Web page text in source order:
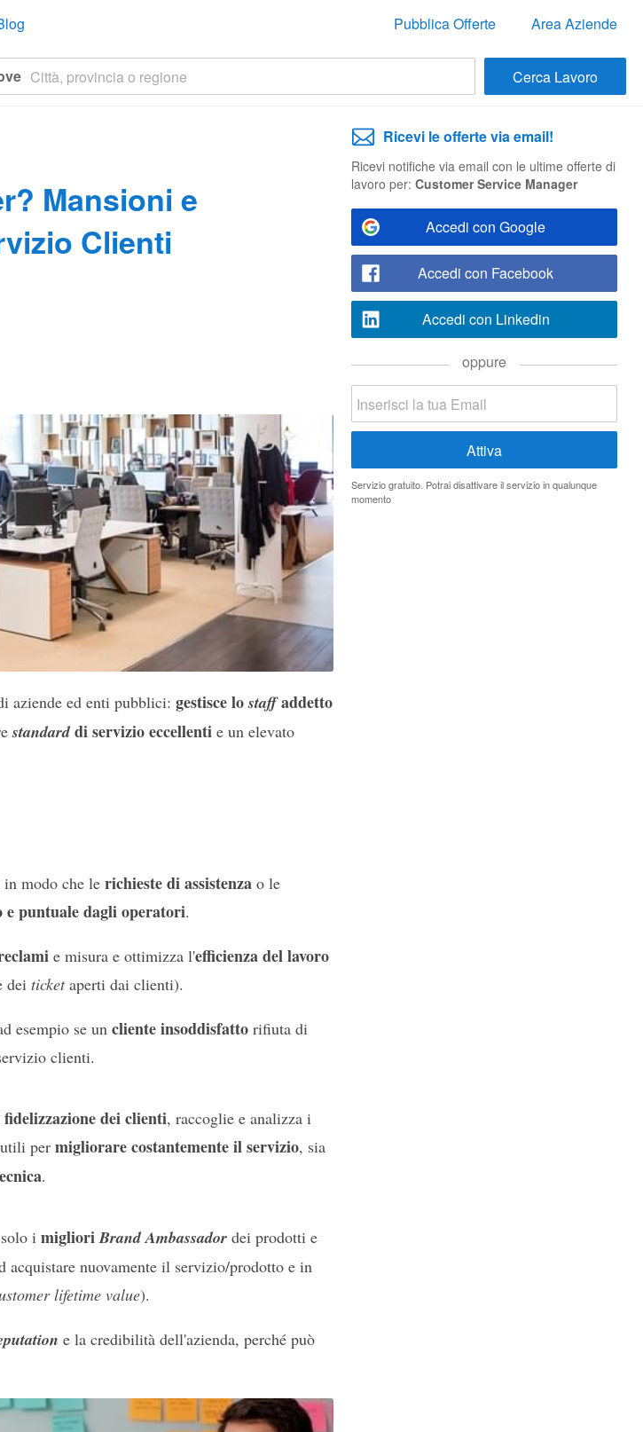
Pubblica Offerte Area Aziende
Mansioni e
Clienti
aziende ed enti pubblici: gestisce lostaffaddetto
standarddi servizio eccellenti e un elevato
in modo che lerichieste di assistenzao le
e puntuale dagli operatori.
e misura e ottimizza l'efficienza del lavoro
dei ticketaperti dai clienti).
esempio se un cliente insoddisfattorifiuta di
clienti.
dei clienti, raccoglie e analizza i
per migliorare costantemente il servizio, sia
.
imiglioriBrand Ambassadordei prodotti e
acquistare nuovamente il servizio/prodotto e in
lifetime value).
e la credibilità dell'azienda, perché può
Ricevi le offerte via email!
Ricevi notifiche via email con le ultime offerte di
lavoro per: Customer Service Manager
Accedi con Google
Accedi con Facebook
Accedi con Linkedin
oppure
Servizio gratuito. Potrai disattivare il servizio in qualunque
momento